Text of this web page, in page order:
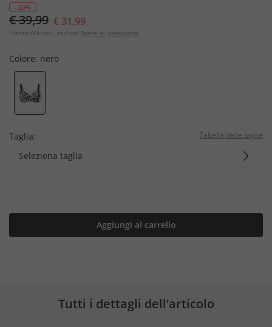
- 20%
€ 39,99 € 31,99
Prezzo IVA incl., escluso Spese di spedizione
Colore: nero
Taglia: Tabella delle taglie
Seleziona taglia
Aggiungi al carrello
Tutti i dettagli dell’articolo